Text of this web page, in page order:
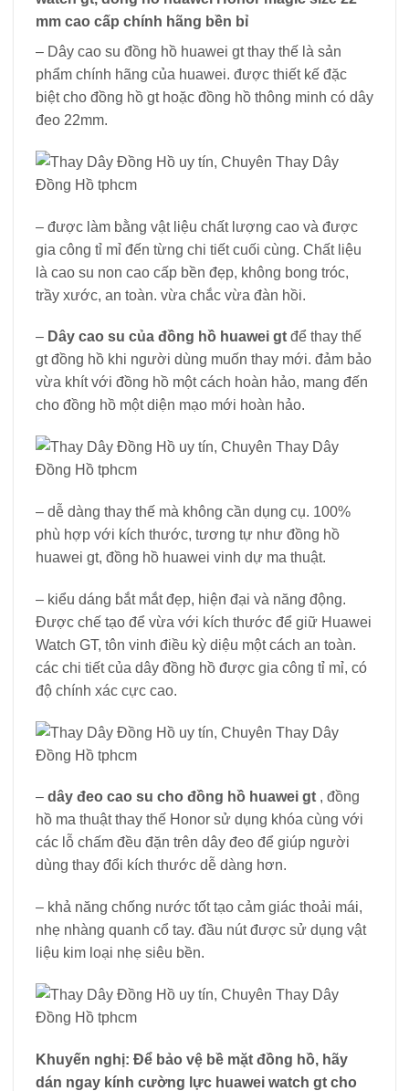
mm cao cấp chính hãng bền bỉ
– Dây cao su đồng hồ huawei gt thay thế là sản
phẩm chính hãng của huawei. được thiết kế đặc
biệt cho đồng hồ gt hoặc đồng hồ thông minh có dây
đeo 22mm.
– được làm bằng vật liệu chất lượng cao và được
gia công tỉ mỉ đến từng chi tiết cuối cùng. Chất liệu
là cao su non cao cấp bền đẹp, không bong tróc,
trầy xước, an toàn. vừa chắc vừa đàn hồi.
– Dây cao su của đồng hồ huawei gt để thay thế
gt đồng hồ khi người dùng muốn thay mới. đảm bảo
vừa khít với đồng hồ một cách hoàn hảo, mang đến
cho đồng hồ một diện mạo mới hoàn hảo.
– dễ dàng thay thế mà không cần dụng cụ. 100%
phù hợp với kích thước, tương tự như đồng hồ
huawei gt, đồng hồ huawei vinh dự ma thuật.
– kiểu dáng bắt mắt đẹp, hiện đại và năng động.
Được chế tạo để vừa với kích thước để giữ Huawei
Watch GT, tôn vinh điều kỳ diệu một cách an toàn.
các chi tiết của dây đồng hồ được gia công tỉ mỉ, có
độ chính xác cực cao.
– dây đeo cao su cho đồng hồ huawei gt , đồng
hồ ma thuật thay thế Honor sử dụng khóa cùng với
các lỗ chấm đều đặn trên dây đeo để giúp người
dùng thay đổi kích thước dễ dàng hơn.
– khả năng chống nước tốt tạo cảm giác thoải mái,
nhẹ nhàng quanh cổ tay. đầu nút được sử dụng vật
liệu kim loại nhẹ siêu bền.
Khuyến nghị: Để bảo vệ bề mặt đồng hồ, hãy
dán ngay kính cường lực huawei watch gt cho